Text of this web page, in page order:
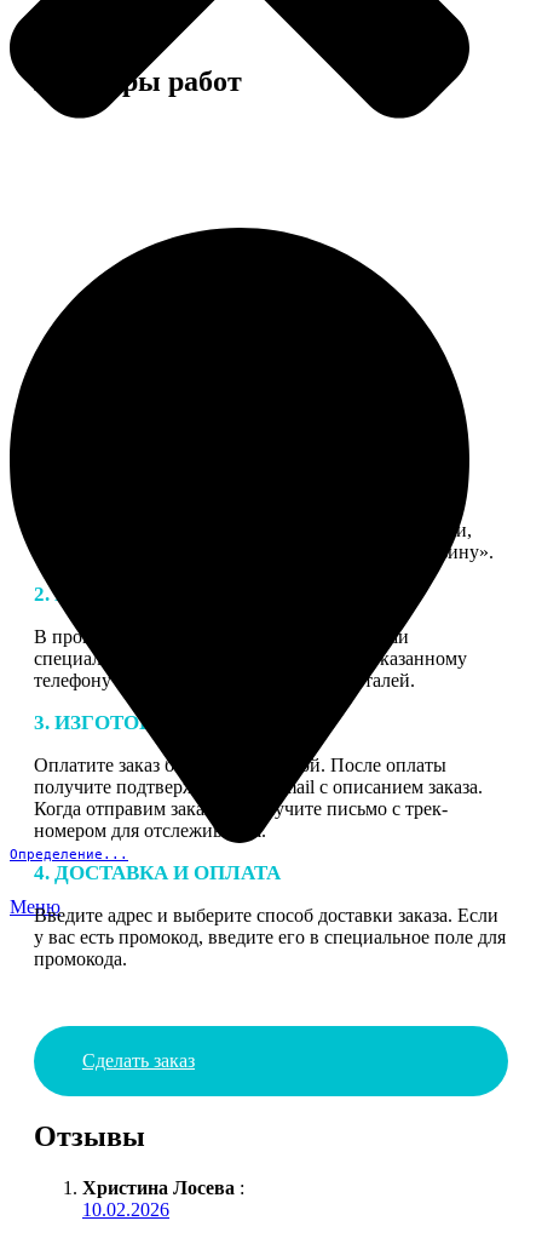
Определение...
Меню
Примеры работ
Нажмите «Сделать заказ», выберите тип продукции,
загрузите фотографии, нажмите «Добавить в корзину».
2. МАКЕТ
В процессе подготовки заказа к печати наши
специалисты могут связаться с Вами по указанному
телефону или email для согласования деталей.
3. ИЗГОТОВЛЕНИЕ
Оплатите заказ банковской картой. После оплаты
получите подтверждение на email с описанием заказа.
Когда отправим заказ вы получите письмо с трек-
номером для отслеживания.
4. ДОСТАВКА И ОПЛАТА
Введите адрес и выберите способ доставки заказа. Если
у вас есть промокод, введите его в специальное поле для
промокода.
Сделать заказ
Отзывы
Христина Лосева :
10.02.2026